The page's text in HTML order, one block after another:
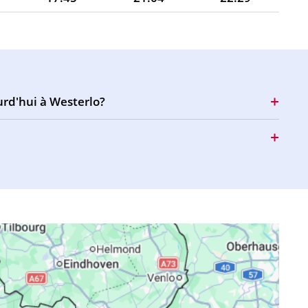
17:36 20:48
22:08
17:35 20:46
22:06
17:34 20:44
22:03
à Westerlo?